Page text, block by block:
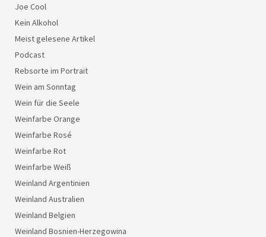
Joe Cool
Kein Alkohol
Meist gelesene Artikel
Podcast
Rebsorte im Portrait
Wein am Sonntag
Wein für die Seele
Weinfarbe Orange
Weinfarbe Rosé
Weinfarbe Rot
Weinfarbe Weiß
Weinland Argentinien
Weinland Australien
Weinland Belgien
Weinland Bosnien-Herzegowina